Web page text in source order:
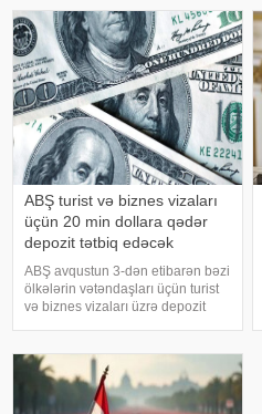
məhrum edəcəyi ilə bağlı
xəbərdarlığına münasibət bildirib.
Ermənista
ABŞ turist və biznes vizaları
üçün 20 min dollara qədər
depozit tətbiq edəcək
ABŞ avqustun 3-dən etibarən bəzi
ölkələrin vətəndaşları üçün turist
və biznes vizaları üzrə depozit
barədə ABŞ Dövlət
Departamentinin avqustun 1-də
yenilənmiş bildirişind